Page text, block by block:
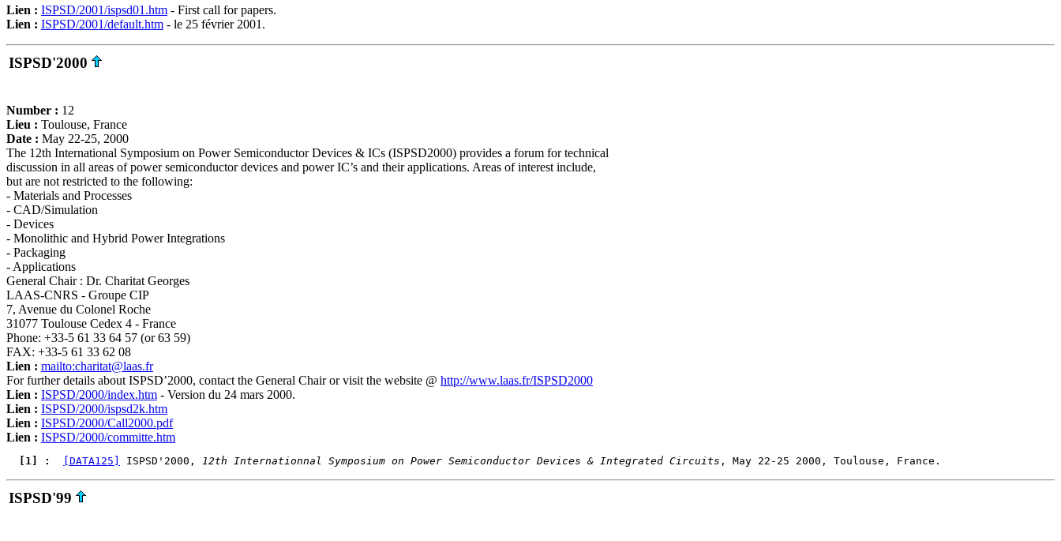
Lien : ISPSD/2001/ispsd01.htm - First call for papers.
Lien : ISPSD/2001/default.htm - le 25 février 2001.
ISPSD'2000
Number : 12
Lieu : Toulouse, France
Date : May 22-25, 2000
The 12th International Symposium on Power Semiconductor Devices & ICs (ISPSD2000) provides a forum for technical
discussion in all areas of power semiconductor devices and power IC’s and their applications. Areas of interest include,
but are not restricted to the following:
- Materials and Processes
- CAD/Simulation
- Devices
- Monolithic and Hybrid Power Integrations
- Packaging
- Applications
General Chair : Dr. Charitat Georges
LAAS-CNRS - Groupe CIP
7, Avenue du Colonel Roche
31077 Toulouse Cedex 4 - France
Phone: +33-5 61 33 64 57 (or 63 59)
FAX: +33-5 61 33 62 08
Lien : mailto:charitat@laas.fr
For further details about ISPSD’2000, contact the General Chair or visit the website @ http://www.laas.fr/ISPSD2000
Lien : ISPSD/2000/index.htm - Version du 24 mars 2000.
Lien : ISPSD/2000/ispsd2k.htm
Lien : ISPSD/2000/Call2000.pdf
Lien : ISPSD/2000/committe.htm
  [1] :
[DATA125] ISPSD'2000, 12th Internationnal Symposium on Power Semiconductor Devices & Integrated Circuits
ISPSD'99